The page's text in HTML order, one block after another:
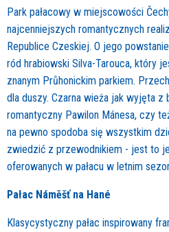
Park pałacowy w miejscowości
najcenniejszych romantycznych
Republice Czeskiej. O jego
ród hrabiowski Silva-Tarouca, który
znanym Průhonickim parkiem.
dla duszy. Czarna wieża jak wyjęta z
romantyczny Pawilon Mánesa, czy
na pewno spodoba się wszystkim
zwiedzić z przewodnikiem - jest to
oferowanych w pałacu w letnim
Pałac Náměšť na Hané
Klasycystyczny pałac inspirowany